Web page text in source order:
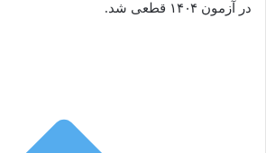
در آزمون ۱۴۰۴ قطعی شد.